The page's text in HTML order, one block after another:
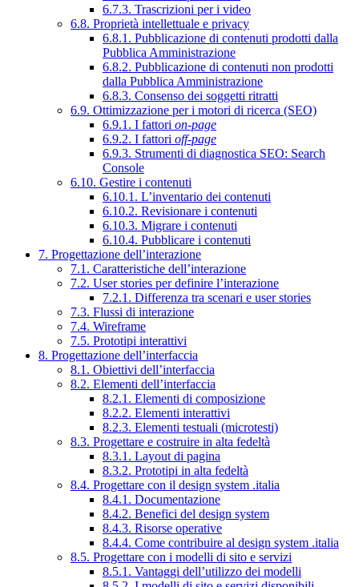
6.7.3. Trascrizioni per i video
6.8. Proprietà intellettuale e privacy
6.8.1. Pubblicazione di contenuti prodotti dalla
Pubblica Amministrazione
6.8.2. Pubblicazione di contenuti non prodotti
dalla Pubblica Amministrazione
6.8.3. Consenso dei soggetti ritratti
6.9. Ottimizzazione per i motori di ricerca (SEO)
6.9.1. I fattori on-page
6.9.2. I fattori off-page
6.9.3. Strumenti di diagnostica SEO: Search
Console
6.10. Gestire i contenuti
6.10.1. L’inventario dei contenuti
6.10.2. Revisionare i contenuti
6.10.3. Migrare i contenuti
6.10.4. Pubblicare i contenuti
7. Progettazione dell’interazione
7.1. Caratteristiche dell’interazione
7.2. User stories per definire l’interazione
7.2.1. Differenza tra scenari e user stories
7.3. Flussi di interazione
7.4. Wireframe
7.5. Prototipi interattivi
8. Progettazione dell’interfaccia
8.1. Obiettivi dell’interfaccia
8.2. Elementi dell’interfaccia
8.2.1. Elementi di composizione
8.2.2. Elementi interattivi
8.2.3. Elementi testuali (microtesti)
8.3. Progettare e costruire in alta fedeltà
8.3.1. Layout di pagina
8.3.2. Prototipi in alta fedeltà
8.4. Progettare con il design system .italia
8.4.1. Documentazione
8.4.2. Benefici del design system
8.4.3. Risorse operative
8.4.4. Come contribuire al design system .italia
8.5. Progettare con i modelli di sito e servizi
8.5.1. Vantaggi dell’utilizzo dei modelli